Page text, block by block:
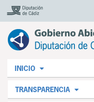
INICIO
TRANSPARENCIA